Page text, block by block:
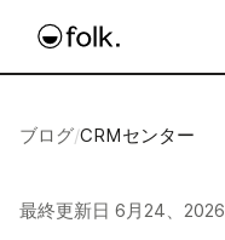
ブログ/CRMセンター
最終更新日 6月24、2026